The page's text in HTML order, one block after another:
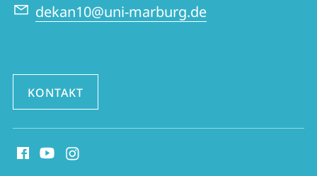
dekan10@uni-marburg.de
KONTAKT
Media